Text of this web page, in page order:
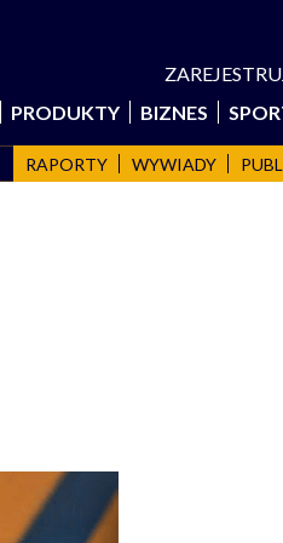
PRODUKTY BIZNES
RAPORTY WYWIADY